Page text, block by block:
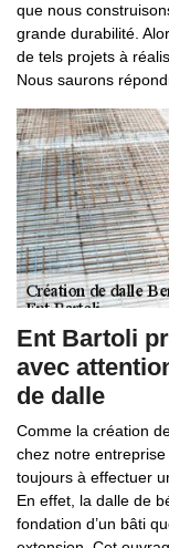
que nous
grande durabilité.
de tels projets à
Nous saurons
Ent Bartoli
avec
de dalle
Comme la création
chez notre
toujours à effectuer
En effet, la dalle de
fondation d’un bâti